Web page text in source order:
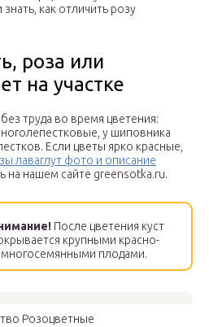
как отличить розу
роза или
на участке
труда во время цветения:
у шиповника
Если цветы ярко красные,
лаваглут фото и описание
на нашем сайте greensotka.ru.
После цветения куст
крупными красно-
плодами.
Розоцветные